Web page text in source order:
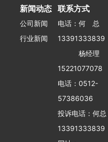
新闻动态
公司新闻
行业新闻
联系方式
电话：何 总
13391333839
杨经理
15221077078
电话：0512-
57386036
投诉电话：何总
13391333839